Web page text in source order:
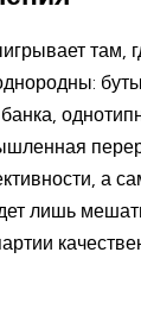
там,
а
лишь